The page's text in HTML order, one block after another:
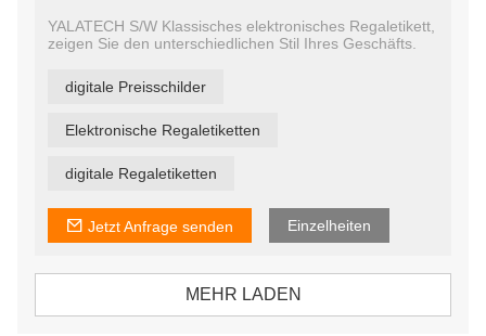
YALATECH S/W Klassisches elektronisches Regaletikett,
zeigen Sie den unterschiedlichen Stil Ihres Geschäfts.
digitale Preisschilder
Elektronische Regaletiketten
digitale Regaletiketten
Jetzt Anfrage senden Einzelheiten
MEHR LADEN